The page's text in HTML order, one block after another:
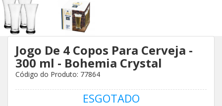
Jogo De 4 Copos Para Cerveja -
300 ml - Bohemia Crystal
Código do Produto: 77864
ESGOTADO